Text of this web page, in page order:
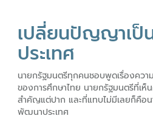
เปลี่ยนปัญญาเป็
ประเทศ
นายกรัฐมนตรีทุกคนชอบพูดเรื่องคว
ของการศึกษาไทย นายกรัฐมนตรีที่เ
สำคัญแต่ปาก และที่แทบไม่มีเลยก็คื
พัฒนาประเทศ